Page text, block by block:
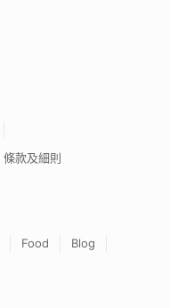
條款及細則
Food
Blog